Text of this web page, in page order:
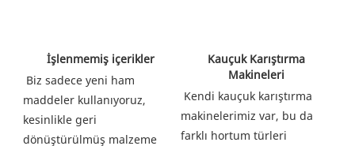
İşlenmemiş içerikler
Biz sadece yeni ham
maddeler kullanıyoruz,
kesinlikle geri
dönüştürülmüş malzeme
Makineleri
Kendi kauçuk karıştırma
makinelerimiz var, bu da
farklı hortum türleri